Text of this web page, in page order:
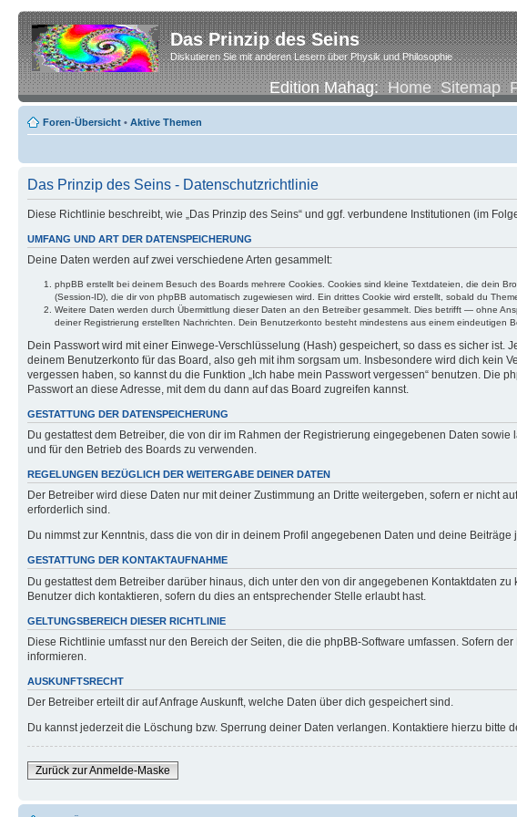
Das Prinzip des Seins
Diskutieren Sie mit anderen Lesern über Physik und Philosophie
Edition Mahag:Home Sitemap
Foren-Übersicht • Aktive Themen
Das Prinzip des Seins - Datenschutzrichtlinie
Diese Richtlinie beschreibt, wie „Das Prinzip des Seins“ und ggf. verbundene Institutionen (im
UMFANG UND ART DER DATENSPEICHERUNG
Deine Daten werden auf zwei verschiedene Arten gesammelt:
phpBB erstellt bei deinem Besuch des Boards mehrere Cookies. Cookies sind kleine Textdateien, die dein
(Session-ID), die dir von phpBB automatisch zugewiesen wird. Ein drittes Cookie wird erstellt, sobald du
Weitere Daten werden durch Übermittlung dieser Daten an den Betreiber gesammelt. Dies betrifft — ohne
deiner Registrierung erstellten Nachrichten. Dein Benutzerkonto besteht mindestens aus einem eindeutigen
Dein Passwort wird mit einer Einwege-Verschlüsselung (Hash) gespeichert, so dass es sicher
deinem Benutzerkonto für das Board, also geh mit ihm sorgsam um. Insbesondere wird dich kein
vergessen haben, so kannst du die Funktion „Ich habe mein Passwort vergessen“ benutzen.
Passwort an diese Adresse, mit dem du dann auf das Board zugreifen kannst.
GESTATTUNG DER DATENSPEICHERUNG
Du gestattest dem Betreiber, die von dir im Rahmen der Registrierung eingegebenen Daten
und für den Betrieb des Boards zu verwenden.
REGELUNGEN BEZÜGLICH DER WEITERGABE DEINER DATEN
Der Betreiber wird diese Daten nur mit deiner Zustimmung an Dritte weitergeben, sofern er nicht
erforderlich sind.
Du nimmst zur Kenntnis, dass die von dir in deinem Profil angegebenen Daten und deine
GESTATTUNG DER KONTAKTAUFNAHME
Du gestattest dem Betreiber darüber hinaus, dich unter den von dir angegebenen Kontaktdaten
Benutzer dich kontaktieren, sofern du dies an entsprechender Stelle erlaubt hast.
GELTUNGSBEREICH DIESER RICHTLINIE
Diese Richtlinie umfasst nur den Bereich der Seiten, die die phpBB-Software umfassen. Sofern
informieren.
AUSKUNFTSRECHT
Der Betreiber erteilt dir auf Anfrage Auskunft, welche Daten über dich gespeichert sind.
Du kannst jederzeit die Löschung bzw. Sperrung deiner Daten verlangen. Kontaktiere hierzu bitte
Zurück zur Anmelde-Maske